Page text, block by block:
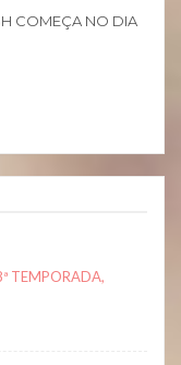
COMEÇA NO DIA
TEMPORADA,